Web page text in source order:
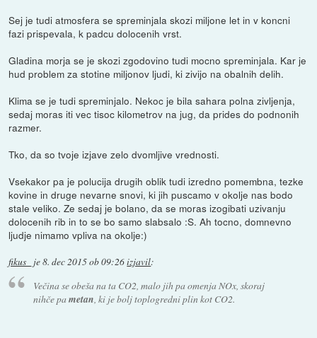
Sej je tudi atmosfera se spreminjala skozi miljone let in v koncni
fazi prispevala, k padcu dolocenih vrst.
Gladina morja se je skozi zgodovino tudi mocno spreminjala. Kar je
hud problem za stotine miljonov ljudi, ki zivijo na obalnih delih.
Klima se je tudi spreminjalo. Nekoc je bila sahara polna zivljenja,
sedaj moras iti vec tisoc kilometrov na jug, da prides do podnonih
razmer.
Tko, da so tvoje izjave zelo dvomljive vrednosti.
Vsekakor pa je polucija drugih oblik tudi izredno pomembna, tezke
kovine in druge nevarne snovi, ki jih puscamo v okolje nas bodo
stale veliko. Ze sedaj je bolano, da se moras izogibati uzivanju
dolocenih rib in to se bo samo slabsalo :S. Ah tocno, domnevno
ljudje nimamo vpliva na okolje:)
fikus_ je8. dec 2015 ob 09:26izjavil:
Večina se obeša na ta CO2, malo jih pa omenja NOx, skoraj
nihče pametan, ki je bolj toplogredni plin kot CO2.